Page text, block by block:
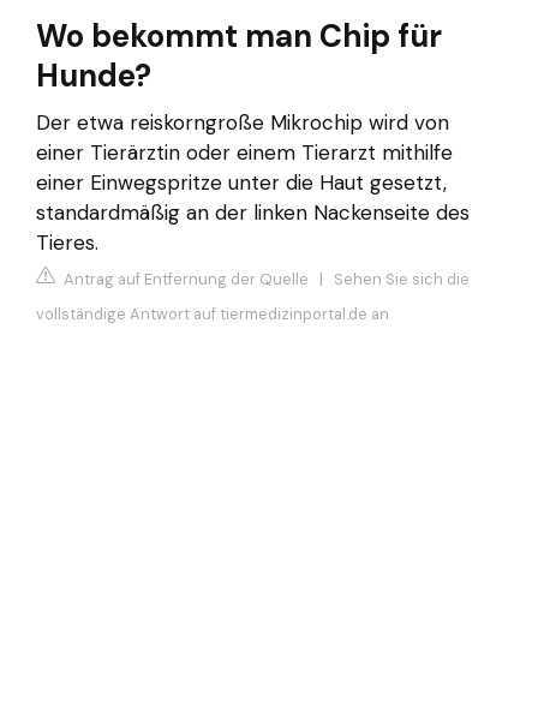
Wo bekommt man Chip für
Hunde?
Der etwa reiskorngroße Mikrochip wird von
einer Tierärztin oder einem Tierarzt mithilfe
einer Einwegspritze unter die Haut gesetzt,
standardmäßig an der linken Nackenseite des
Tieres.
Antrag auf Entfernung der Quelle | Sehen Sie sich die
vollständige Antwort auf tiermedizinportal.de an